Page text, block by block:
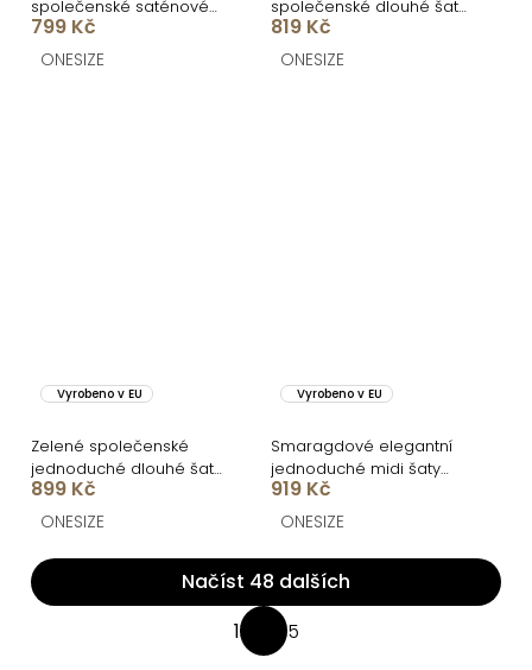
společenské saténové
dlouhé šaty CARMIYA
799 Kč
ONESIZE
společenské dlouhé šaty
LETERA s řasením
819 Kč
ONESIZE
Vyrobeno v EU
Zelené společenské
jednoduché dlouhé šaty
JUNADIE
899 Kč
ONESIZE
Vyrobeno v EU
Smaragdové elegantní
jednoduché midi šaty
OMNIS
919 Kč
ONESIZE
O
v
Načíst 48 dalších
1 5